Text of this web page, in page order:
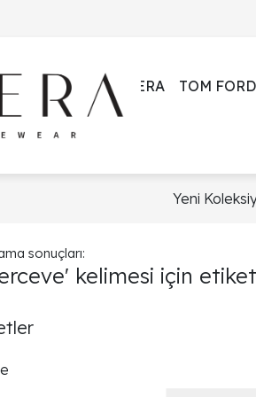
SIERA TOM FORD
Yeni
sonuçları:
kelimesi için